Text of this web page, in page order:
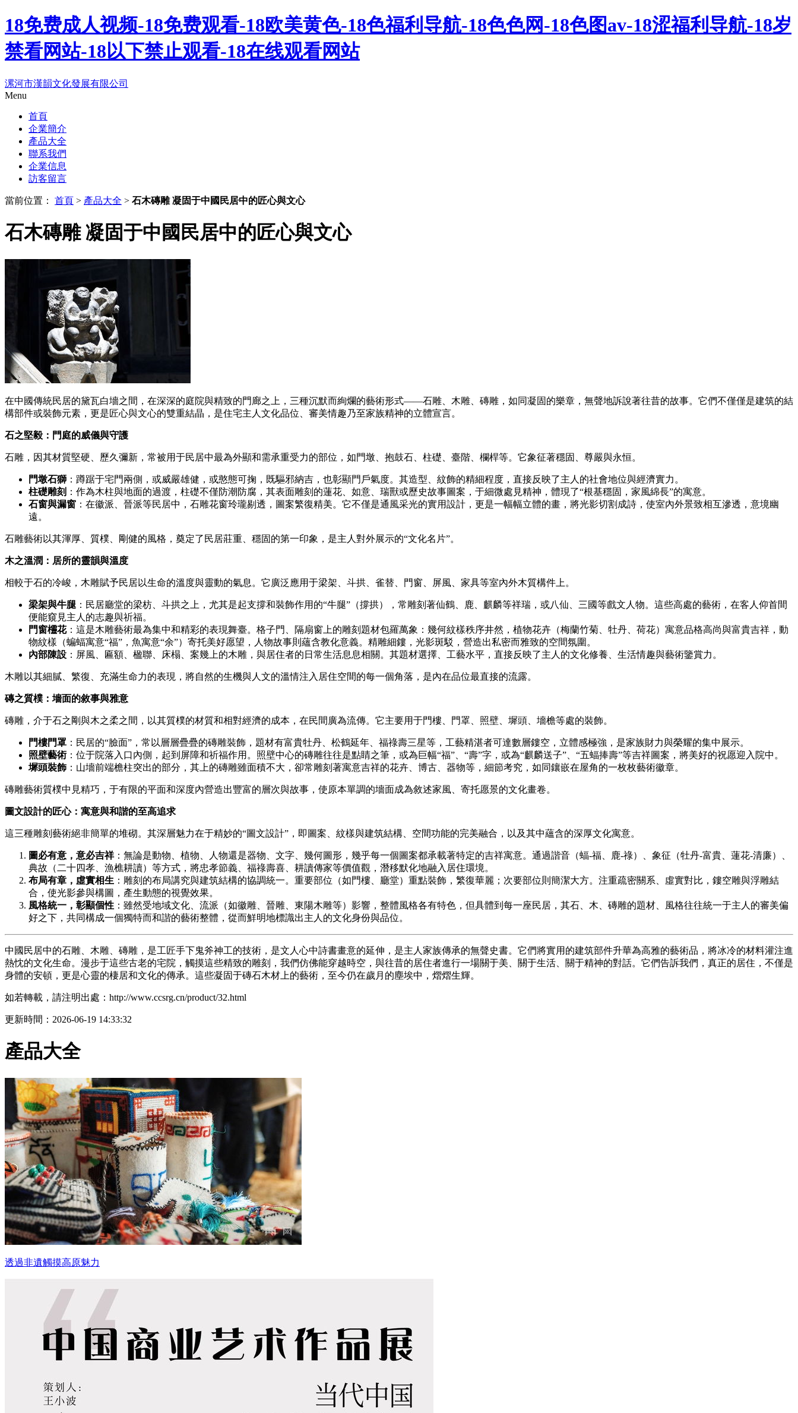
18免费成人视频-18免费观看-18欧美黄色-18色福利导航-18色色网-18色图av-18涩福利导航-18岁
禁看网站-18以下禁止观看-18在线观看网站
漯河市漢韻文化發展有限公司
Menu
首頁
企業簡介
產品大全
聯系我們
企業信息
訪客留言
當前位置： 首頁 > 產品大全 > 石木磚雕 凝固于中國民居中的匠心與文心
石木磚雕 凝固于中國民居中的匠心與文心
在中國傳統民居的黛瓦白墻之間，在深深的庭院與精致的門廊之上，三種沉默而絢爛的藝術形式——石雕、木雕、磚雕，如同凝固的樂章，無聲地訴說著往昔的故事。它們不僅僅是建筑的結
構部件或裝飾元素，更是匠心與文心的雙重結晶，是住宅主人文化品位、審美情趣乃至家族精神的立體宣言。
石之堅毅：門庭的威儀與守護
石雕，因其材質堅硬、歷久彌新，常被用于民居中最為外顯和需承重受力的部位，如門墩、抱鼓石、柱礎、臺階、欄桿等。它象征著穩固、尊嚴與永恒。
門墩石獅 ：蹲踞于宅門兩側，或威嚴雄健，或憨態可掬，既驅邪納吉，也彰顯門戶氣度。其造型、紋飾的精細程度，直接反映了主人的社會地位與經濟實力。
柱礎雕刻 ：作為木柱與地面的過渡，柱礎不僅防潮防腐，其表面雕刻的蓮花、如意、瑞獸或歷史故事圖案，于細微處見精神，體現了“根基穩固，家風綿長”的寓意。
石窗與漏窗 ：在徽派、晉派等民居中，石雕花窗玲瓏剔透，圖案繁復精美。它不僅是通風采光的實用設計，更是一幅幅立體的畫，將光影切割成詩，使室內外景致相互滲透，意境幽
遠。
石雕藝術以其渾厚、質樸、剛健的風格，奠定了民居莊重、穩固的第一印象，是主人對外展示的“文化名片”。
木之溫潤：居所的靈韻與溫度
相較于石的冷峻，木雕賦予民居以生命的溫度與靈動的氣息。它廣泛應用于梁架、斗拱、雀替、門窗、屏風、家具等室內外木質構件上。
梁架與牛腿 ：民居廳堂的梁枋、斗拱之上，尤其是起支撐和裝飾作用的“牛腿”（撐拱），常雕刻著仙鶴、鹿、麒麟等祥瑞，或八仙、三國等戲文人物。這些高處的藝術，在客人仰首間
便能窺見主人的志趣與祈福。
門窗欞花：這是木雕藝術最為集中和精彩的表現舞臺。格子門、隔扇窗上的雕刻題材包羅萬象：幾何紋樣秩序井然，植物花卉（梅蘭竹菊、牡丹、荷花）寓意品格高尚與富貴吉祥，動
物紋樣（蝙蝠寓意“福”，魚寓意“余”）寄托美好愿望，人物故事則蘊含教化意義。精雕細鏤，光影斑駁，營造出私密而雅致的空間氛圍。
內部陳設 ：屏風、匾額、楹聯、床榻、案幾上的木雕，與居住者的日常生活息息相關。其題材選擇、工藝水平，直接反映了主人的文化修養、生活情趣與藝術鑒賞力。
木雕以其細膩、繁復、充滿生命力的表現，將自然的生機與人文的溫情注入居住空間的每一個角落，是內在品位最直接的流露。
磚之質樸：墻面的敘事與雅意
磚雕，介于石之剛與木之柔之間，以其質樸的材質和相對經濟的成本，在民間廣為流傳。它主要用于門樓、門罩、照壁、墀頭、墻檐等處的裝飾。
門樓門罩 ：民居的“臉面”，常以層層疊疊的磚雕裝飾，題材有富貴牡丹、松鶴延年、福祿壽三星等，工藝精湛者可達數層鏤空，立體感極強，是家族財力與榮耀的集中展示。
照壁藝術：位于院落入口內側，起到屏障和祈福作用。照壁中心的磚雕往往是點睛之筆，或為巨幅“福”、“壽”字，或為“麒麟送子”、“五蝠捧壽”等吉祥圖案，將美好的祝愿迎入院中。
墀頭裝飾 ：山墻前端檐柱突出的部分，其上的磚雕雖面積不大，卻常雕刻著寓意吉祥的花卉、博古、器物等，細節考究，如同鑲嵌在屋角的一枚枚藝術徽章。
磚雕藝術質樸中見精巧，于有限的平面和深度內營造出豐富的層次與故事，使原本單調的墻面成為敘述家風、寄托愿景的文化畫卷。
圖文設計的匠心：寓意與和諧的至高追求
這三種雕刻藝術絕非簡單的堆砌。其深層魅力在于精妙的“圖文設計”，即圖案、紋樣與建筑結構、空間功能的完美融合，以及其中蘊含的深厚文化寓意。
圖必有意，意必吉祥：無論是動物、植物、人物還是器物、文字、幾何圖形，幾乎每一個圖案都承載著特定的吉祥寓意。通過諧音（蝠-福、鹿-祿）、象征（牡丹-富貴、蓮花-清廉）、
典故（二十四孝、漁樵耕讀）等方式，將忠孝節義、福祿壽喜、耕讀傳家等價值觀，潛移默化地融入居住環境。
布局有章，虛實相生 ：雕刻的布局講究與建筑結構的協調統一。重要部位（如門樓、廳堂）重點裝飾，繁復華麗；次要部位則簡潔大方。注重疏密關系、虛實對比，鏤空雕與浮雕結
合，使光影參與構圖，產生動態的視覺效果。
風格統一，彰顯個性 ：雖然受地域文化、流派（如徽雕、晉雕、東陽木雕等）影響，整體風格各有特色，但具體到每一座民居，其石、木、磚雕的題材、風格往往統一于主人的審美偏
好之下，共同構成一個獨特而和諧的藝術整體，從而鮮明地標識出主人的文化身份與品位。
中國民居中的石雕、木雕、磚雕，是工匠手下鬼斧神工的技術，是文人心中詩書畫意的延伸，是主人家族傳承的無聲史書。它們將實用的建筑部件升華為高雅的藝術品，將冰冷的材料灌注進
熱忱的文化生命。漫步于這些古老的宅院，觸摸這些精致的雕刻，我們仿佛能穿越時空，與往昔的居住者進行一場關于美、關于生活、關于精神的對話。它們告訴我們，真正的居住，不僅是
身體的安頓，更是心靈的棲居和文化的傳承。這些凝固于磚石木材上的藝術，至今仍在歲月的塵埃中，熠熠生輝。
如若轉載，請注明出處：http://www.ccsrg.cn/product/32.html
更新時間：2026-06-19 14:33:32
產品大全
透過非遺觸摸高原魅力